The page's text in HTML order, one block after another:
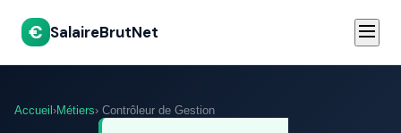
€ SalaireBrutNet
Accueil ›Métiers› Contrôleur de Gestion